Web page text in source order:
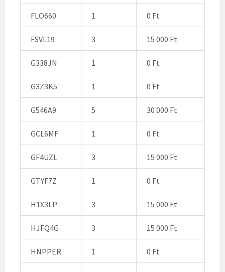
FLO660 1 0 Ft
FSVL19 3 15 000 Ft
G338JN 1 0 Ft
G3Z3K5 1 0 Ft
G546A9 5 30 000 Ft
GCL6MF 1 0 Ft
GF4UZL 3 15 000 Ft
GTYF7Z 1 0 Ft
H1X3LP 3 15 000 Ft
HJFQ4G 3 15 000 Ft
HNPPER 1 0 Ft